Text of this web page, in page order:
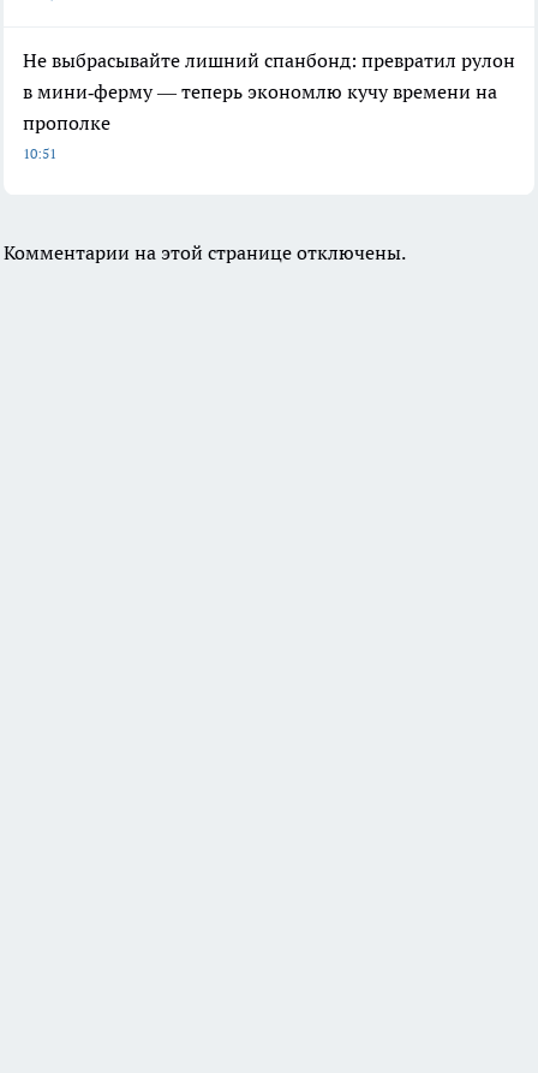
Не выбрасывайте лишний спанбонд: превратил рулон
в мини‑ферму — теперь экономлю кучу времени на
прополке
10:51
Комментарии на этой странице отключены.